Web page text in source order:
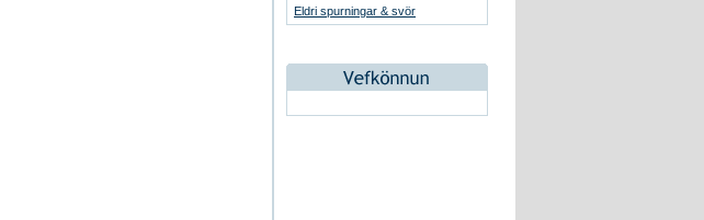
Eldri spurningar & svör